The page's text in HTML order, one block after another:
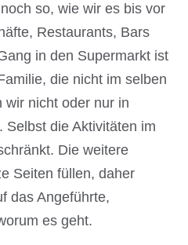
so, wie wir es bis vor
Restaurants, Bars
in den Supermarkt ist
die nicht im selben
wir nicht oder nur in
Selbst die Aktivitäten im
Die weitere
Seiten füllen, daher
das Angeführte,
es geht.